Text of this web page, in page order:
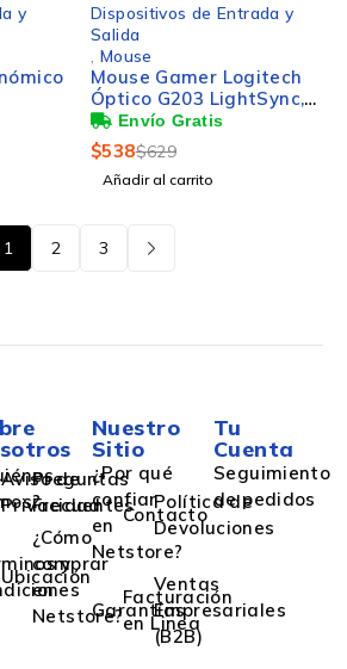
y
Dispositivos de Entrada y
Salida
Mouse
Mouse Gamer Logitech
Óptico G203 LightSync,
Alámbrico, USB, 8000DPI,
Azul $629
$538
Añadir al carrito
1 2 3
Aviso de
Privacidad
Preguntas
Frecuentes
y
Ubicación
¿Cómo
comprar
en
Netstore?
Nuestro
Sitio
¿Por qué
confiar
en
Netstore?
Contacto
Política de
Devoluciones
Garantías
Facturación
en Linea
Ventas
Empresariales
(B2B)
Tu
Cuenta
Seguimiento
de pedidos